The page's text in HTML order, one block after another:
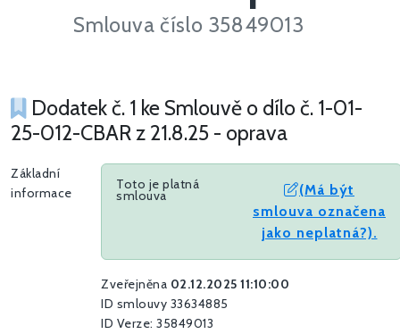
Smlouva číslo 35849013
Dodatek č. 1 ke Smlouvě o dílo č. 1-01-
25-012-CBAR z 21.8.25 - oprava
Základní
informace
Toto je platná
smlouva
(Má být
smlouva označena
jako neplatná?).
Zveřejněna 02.12.2025 11:10:00
ID smlouvy 33634885
ID Verze: 35849013